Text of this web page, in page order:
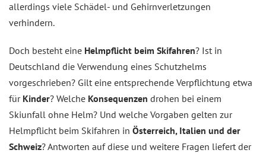
allerdings viele Schädel- und Gehirnverletzungen
verhindern.
Doch besteht eine Helmpflicht beim Skifahren? Ist in
Deutschland die Verwendung eines Schutzhelms
vorgeschrieben? Gilt eine entsprechende Verpflichtung etwa
für Kinder? Welche Konsequenzen drohen bei einem
Skiunfall ohne Helm? Und welche Vorgaben gelten zur
Helmpflicht beim Skifahren in Österreich, Italien und der
Schweiz? Antworten auf diese und weitere Fragen liefert der